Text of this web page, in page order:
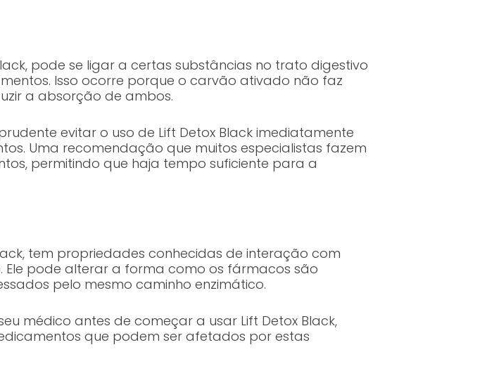
pode se ligar a certas substâncias no trato digestivo
Isso ocorre porque o carvão ativado não faz
a absorção de ambos.
evitar o uso de Lift Detox Black imediatamente
Uma recomendação que muitos especialistas fazem
permitindo que haja tempo suficiente para a
tem propriedades conhecidas de interação com
pode alterar a forma como os fármacos são
pelo mesmo caminho enzimático.
médico antes de começar a usar Lift Detox Black,
que podem ser afetados por estas